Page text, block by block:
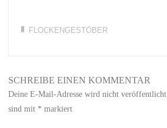
FLOCKENGESTÖBER
SCHREIBE EINEN KOMMENTAR
Deine E-Mail-Adresse wird nicht veröffentlicht.
sind mit * markiert